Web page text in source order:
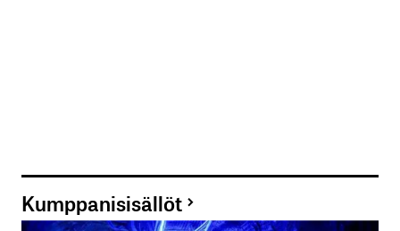
Kumppanisisällöt